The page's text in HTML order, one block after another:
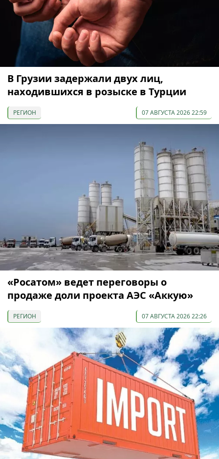
В Грузии задержали двух лиц,
находившихся в розыске в Турции
РЕГИОН 07 АВГУСТА 2026 22:59
«Росатом» ведет переговоры о
продаже доли проекта АЭС «Аккую»
РЕГИОН 07 АВГУСТА 2026 22:26